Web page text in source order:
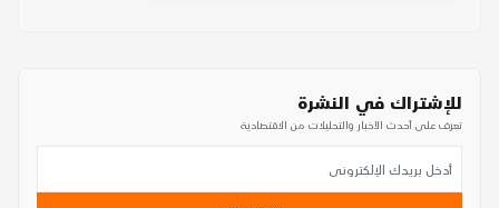
للإشتراك في النشرة
تعرف على أحدث الأخبار والتحليلات من الاقتصادية